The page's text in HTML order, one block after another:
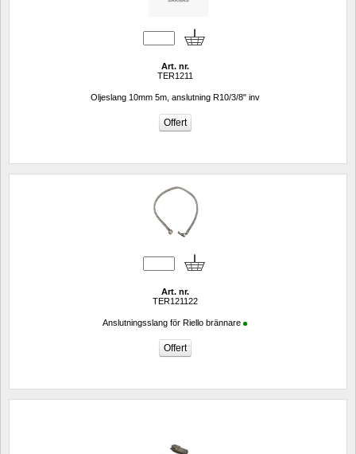
Art. nr.
TER1211
Oljeslang 10mm 5m, anslutning R10/3/8" inv
Art. nr.
TER121122
Anslutningsslang för Riello brännare